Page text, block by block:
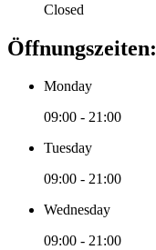
Closed
Öffnungszeiten:
Monday
09:00 - 21:00
Tuesday
09:00 - 21:00
Wednesday
09:00 - 21:00